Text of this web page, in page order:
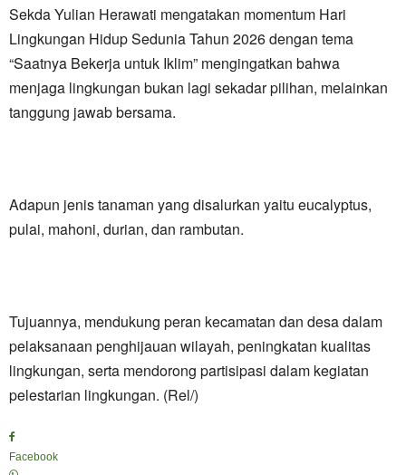
Sekda Yulian Herawati mengatakan momentum Hari
Lingkungan Hidup Sedunia Tahun 2026 dengan tema
“Saatnya Bekerja untuk Iklim” mengingatkan bahwa
menjaga lingkungan bukan lagi sekadar pilihan, melainkan
tanggung jawab bersama.
Adapun jenis tanaman yang disalurkan yaitu eucalyptus,
pulai, mahoni, durian, dan rambutan.
Tujuannya, mendukung peran kecamatan dan desa dalam
pelaksanaan penghijauan wilayah, peningkatan kualitas
lingkungan, serta mendorong partisipasi dalam kegiatan
pelestarian lingkungan. (Rel/)
Facebook